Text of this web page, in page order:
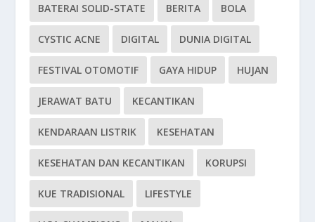
BATERAI SOLID-STATE BERITA BOLA
CYSTIC ACNE DIGITAL DUNIA DIGITAL
FESTIVAL OTOMOTIF GAYA HIDUP HUJAN
JERAWAT BATU KECANTIKAN
KENDARAAN LISTRIK KESEHATAN
KESEHATAN DAN KECANTIKAN KORUPSI
KUE TRADISIONAL LIFESTYLE